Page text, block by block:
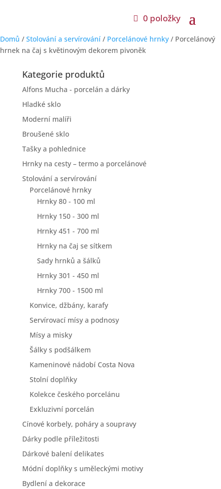
0 položky
Domů / Stolování a servírování / Porcelánové hrnky / Porcelánový
hrnek na čaj s květinovým dekorem pivoněk
Kategorie produktů
Alfons Mucha - porcelán a dárky
Hladké sklo
Moderní malíři
Broušené sklo
Tašky a pohlednice
Hrnky na cesty – termo a porcelánové
Stolování a servírování
Porcelánové hrnky
Hrnky 80 - 100 ml
Hrnky 150 - 300 ml
Hrnky 451 - 700 ml
Hrnky na čaj se sítkem
Sady hrnků a šálků
Hrnky 301 - 450 ml
Hrnky 700 - 1500 ml
Konvice, džbány, karafy
Servírovací mísy a podnosy
Mísy a misky
Šálky s podšálkem
Kameninové nádobí Costa Nova
Stolní doplňky
Kolekce českého porcelánu
Exkluzivní porcelán
Cínové korbely, poháry a soupravy
Dárky podle příležitosti
Dárkové balení delikates
Módní doplňky s uměleckými motivy
Bydlení a dekorace